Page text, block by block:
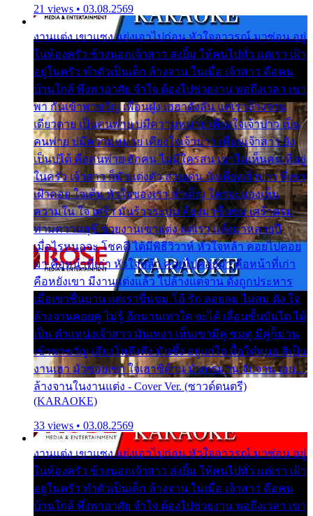
21 views • 03.08.2569
งานแต่ง เขาแซง แย่งเอาไปก่อน หัวใจอาวรณ์ มาซ่อน อยู่
ในห้องครัว ข้างนอกเจ้าสาว ส่งยิ้ม ให้คนไปทั่ว แต่เรา เฝ้า
อยู่ในครัว ทำตัวเป็นเด็ก ล้างจาน ในเมื่อ เจ้าสาว คือคน
บ้านใกล้ พึ่งพาอาศัย จำใจ ต้องไปช่วยงาน พอถึงเวลา เขา
พา กันเข้าพาขวัญ เพื่อนฝูง เฮฮาดังลั่น แต่เราล้างจาน
เดียวดาย เป็นคนพ่าย บ่มีความหมาย เคียงใจเจ้าบ่าว เป็น
คนพ่าย บ่มีความหมาย เคียงใจเจ้าบ่าว เพื่อนเจ้าสาว ยัง
เป็นบ่ได้ คือคนพ่าย ฮักคน ไม่มีใครสน เขาไม่เห็นคน ที่อยู่
ในครัว เจ้าสาว ก็มัวแต่งตัว สวยเด่น นั่งเคียงเจ้าบ่าว ที่เขา
เฝ้าคอย ใจเต้น หัวใจของเรา ลำเค็ญ ใครจะมองเห็น
ความใน ใจ เศร้า มันร้าวระบม ต้องมาขื่นขม เศร้าตรม
ท่ามความสุขี ช่วยงานเขาแต่ง แต่เรา แล้งมาหลายปี
เมื่อไรหนอจะ โชคดี ได้มีพิธีวิวาห์ หัวใจหล้า คอยไปคอย
มา คือหน้าที่เก่า หัวใจหล้า คอยไปคอยมา คือหน้าที่เก่า
คือหยังเขา มีงานแต่งแล้ว ไปล้างแต่จาน ดั่งถูกประหาร
เมื่อเขาชื่นบาน แต่เราขื่นขม โอ้ รัก ลอยลม ไม่สม ดัง ใจ
ล้างจานคอยคู่ ไม่รู้ อีกนานเท่าใด จะได้ เลื่อนขั้นบันได ได้
เป็น ตำแหน่งเจ้าสาว มันเหงา เห็นเขามีคู่ ซมดู มีคู่ก็ม่วน
เข้าพาขวัญ เสียงโห่ตึงตึง มันซึ้ง อยู่แก่ใจ มื้อใด๋หนอ สิเป็น
งานเฮา มัวซอยเขา ใจเฮาซิด้าน มันทรมาน จับจาน เอย…
ล้างจานในงานแต่ง - Cover Ver. (ซาวด์ดนตรี)
(KARAOKE)
33 views • 03.08.2569
งานแต่ง เขาแซง แย่งเอาไปก่อน หัวใจอาวรณ์ มาซ่อน อยู่
ในห้องครัว ข้างนอกเจ้าสาว ส่งยิ้ม ให้คนไปทั่ว แต่เรา เฝ้า
อยู่ในครัว ทำตัวเป็นเด็ก ล้างจาน ในเมื่อ เจ้าสาว คือคน
บ้านใกล้ พึ่งพาอาศัย จำใจ ต้องไปช่วยงาน พอถึงเวลา เขา